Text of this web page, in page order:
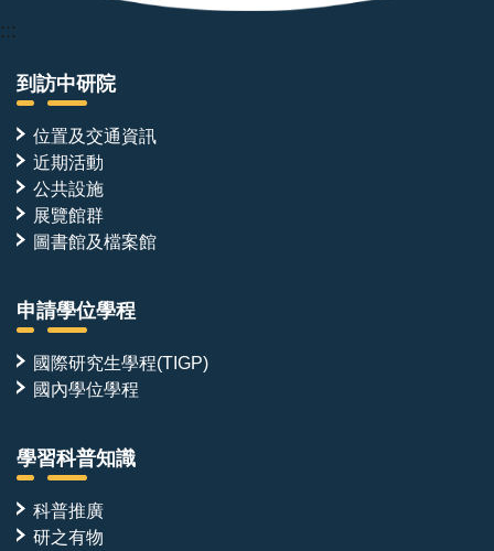
:::
到訪中研院
位置及交通資訊
近期活動
公共設施
展覽館群
圖書館及檔案館
申請學位學程
國際研究生學程(TIGP)
國內學位學程
學習科普知識
科普推廣
研之有物